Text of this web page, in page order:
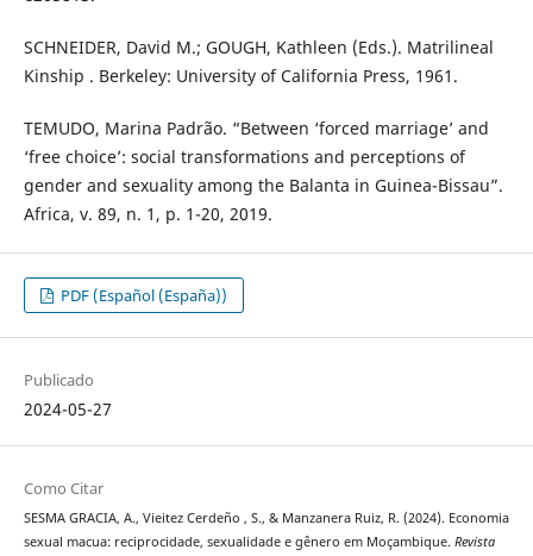
SCHNEIDER, David M.; GOUGH, Kathleen (Eds.). Matrilineal
Kinship . Berkeley: University of California Press, 1961.
TEMUDO, Marina Padrão. “Between ‘forced marriage’ and
‘free choice’: social transformations and perceptions of
gender and sexuality among the Balanta in Guinea-Bissau”.
Africa, v. 89, n. 1, p. 1-20, 2019.
PDF (Español (España))
Publicado
2024-05-27
Como Citar
SESMA GRACIA, A., Vieitez Cerdeño , S., & Manzanera Ruiz, R. (2024). Economia
sexual macua: reciprocidade, sexualidade e gênero em Moçambique. Revista